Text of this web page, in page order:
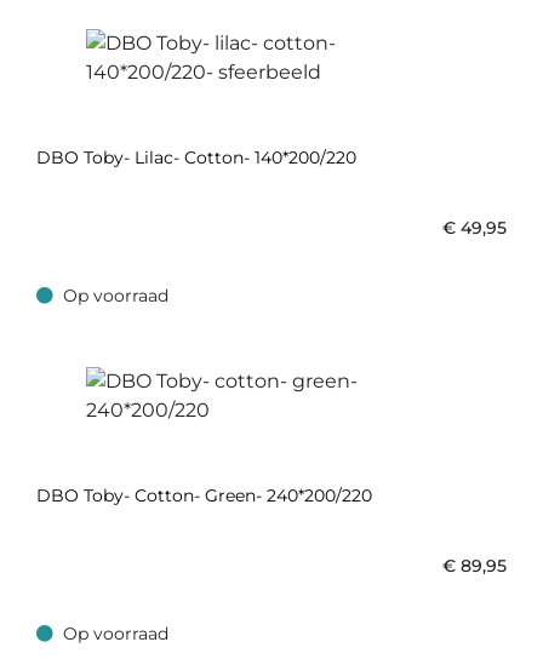
DBO Toby- Lilac- Cotton- 140*200/220
€ 49,95
Op voorraad
Op voorraad
DBO Toby- Cotton- Green- 240*200/220
€ 89,95
Op voorraad
Op voorraad